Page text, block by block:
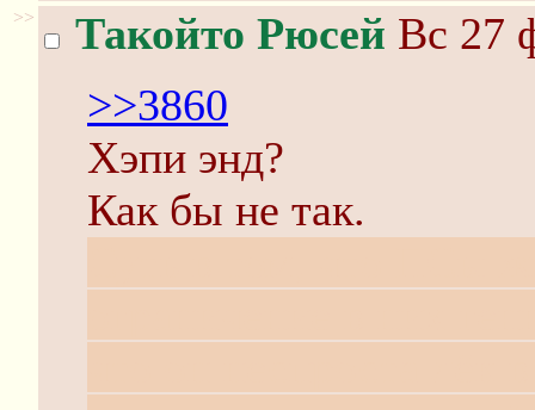
>> Такойто Рюсей Вс 27
>>3860
Хэпи энд?
Как бы не так.